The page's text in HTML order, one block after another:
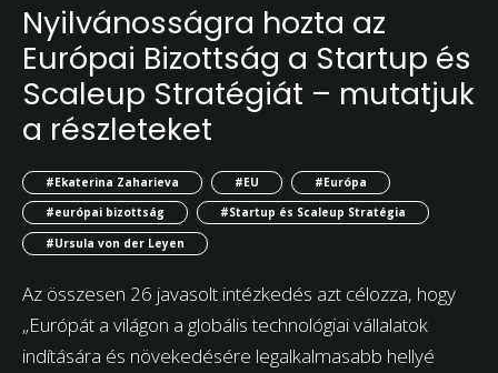
Nyilvánosságra hozta az
Európai Bizottság a Startup és
Scaleup Stratégiát – mutatjuk
a részleteket
#Ekaterina Zaharieva #EU
#Európa
#európai bizottság
#Startup és Scaleup Stratégia
#Ursula von der Leyen
Az összesen 26 javasolt intézkedés azt célozza, hogy
„Európát a világon a globális technológiai vállalatok
indítására és növekedésére legalkalmasabb hellyé